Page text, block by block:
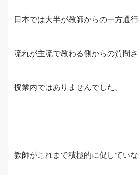
日本では大半が教師からの一方通
流れが主流で教わる側からの質問
授業内ではありませんでした。
教師がこれまで積極的に促してい